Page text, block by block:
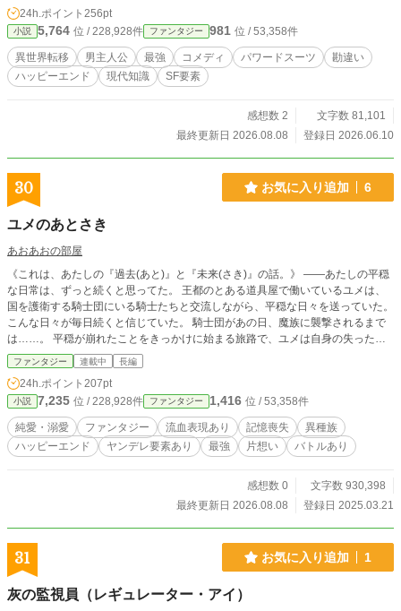
生・宮坂蓮（みやさかれん）。 ある夜、トラックに轢かれそ
うになった塾帰りの女子高生を咄嗟に助けた……はずが、気
づけば真っ白な神界の管理室にいた！？ 元の地球に戻れるの
はシステムの関係で２〜３年後。 ただし、地球側では一秒も
時間は進まないという、実質【期間限定の異世界海外赴任】
に中世の甲冑に見える無敵の超科学ガジェット【パワードス
ーツ（超振動ブレード搭載）】を支給された蓮。 本人は声が
まで爆上げされ、気づけば「伝説の聖騎士セイル」として未
じい勘違いで、正面からストレスフリーに一刀両断してい
た、勘違いだらけの期間限定・異世界改革ファンタジー、こ
こに開幕！
24h.ポイント 256pt
小説 5,764 位 / 228,928件 ファンタジー 981 位 / 53,358件
異世界転移 男主人公 最強 コメディ パワードスーツ
勘違い
ハッピーエンド
現代知識 SF要素
感想数 2
文字数 81,101
最終更新日 2026.08.08
登録日 2026.06.10
30 お気に入り追加 6
ユメのあとさき
あおあおの部屋
《これは、あたしの『過去(あと)』と『未来(さき)』の話。》 ――あたしの平穏
な日常は、ずっと続くと思ってた。 王都のとある道具屋で働いているユメは、
国を護衛する騎士団にいる騎士たちと交流しながら、平穏な日々を送っていた。
こんな日々が毎日続くと信じていた。 騎士団があの日、魔族に襲撃されるまで
は……。 平穏が崩れたことをきっかけに始まる旅路で、ユメは自身の失った記
憶と向き合いながら進んでいく。 常に傍らにいる、彼女だけの騎士（ナイト）
を信じて。 ※物語の性質上、軽度の暴力や流血表現のシーンが挟まれることが
あります。 ※登場人物紹介やおまけエピソードなども随時更新していきます。
登場人物紹介に掲載している挿絵はCHARAT様にて作成したものです。キャラ
イメージにご利用ください。 リンク：CHARAT様(https://charat.me/) ※視点は
基本的にユメで進みますが、他のキャラの視点も挟みます。ユメ以外の視点の場
合は「〜視点」というように明記しております。 ※各話ラストに、あとがきと
緒に投稿します。 （イメージソングはすべてVOCALOIDの曲となり、登場人物
が歌っている体で「feat」とつけています） ※予告なく加筆修正をすることもあ
ファンタジー 連載中 長編
24h.ポイント 207pt
小説 7,235 位 / 228,928件 ファンタジー 1,416 位 / 53,358件
純愛・溺愛 ファンタジー 流血表現あり 記憶喪失
異種族
ハッピーエンド
ヤンデレ要素あり 最強 片想い バトルあり
感想数 0
文字数 930,398
最終更新日 2026.08.08
登録日 2025.03.21
31 お気に入り追加 1
灰の監視員（レギュレーター・アイ）